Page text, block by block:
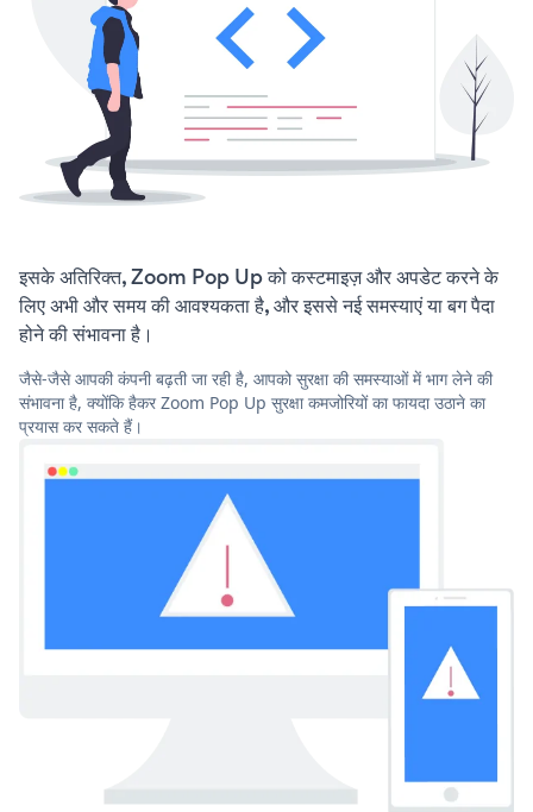
इसके अतिरिक्त, Zoom Pop Up को कस्टमाइज़ और अपडेट करने के
लिए अभी और समय की आवश्यकता है, और इससे नई समस्याएं या बग पैदा
होने की संभावना है।
जैसे-जैसे आपकी कंपनी बढ़ती जा रही है, आपको सुरक्षा की समस्याओं में भाग लेने की
संभावना है, क्योंकि हैकर Zoom Pop Up सुरक्षा कमजोरियों का फायदा उठाने का
प्रयास कर सकते हैं।